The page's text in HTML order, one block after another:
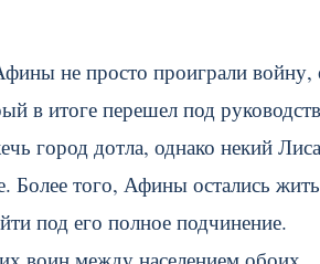
не просто проиграли войну,
в итоге перешел под
город дотла, однако некий
Более того, Афины остались
под его полное подчинение.